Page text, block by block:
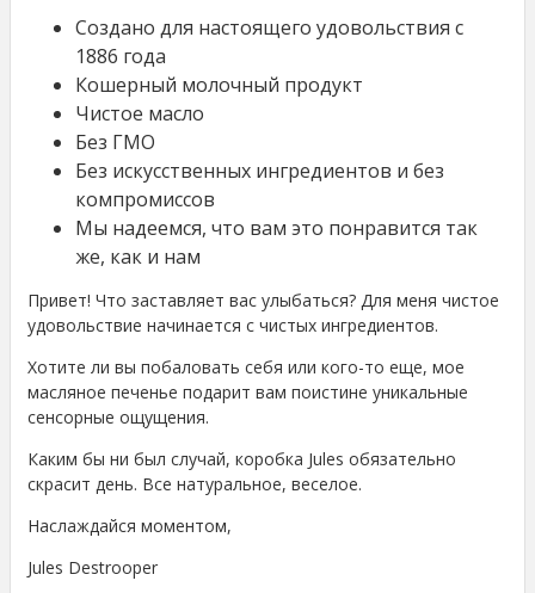
Создано для настоящего удовольствия с
1886 года
Кошерный молочный продукт
Чистое масло
Без ГМО
Без искусственных ингредиентов и без
компромиссов
Мы надеемся, что вам это понравится так
же, как и нам
Привет! Что заставляет вас улыбаться? Для меня чистое
удовольствие начинается с чистых ингредиентов.
Хотите ли вы побаловать себя или кого-то еще, мое
масляное печенье подарит вам поистине уникальные
сенсорные ощущения.
Каким бы ни был случай, коробка Jules обязательно
скрасит день. Все натуральное, веселое.
Наслаждайся моментом,
Jules Destrooper